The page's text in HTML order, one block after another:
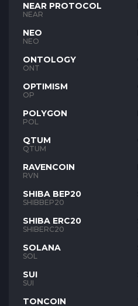
NEAR PROTOCOL
NEAR
NEO
NEO
ONTOLOGY
ONT
OPTIMISM
OP
POLYGON
POL
QTUM
QTUM
RAVENCOIN
RVN
SHIBA BEP20
SHIBBEP20
SHIBA ERC20
SHIBERC20
SOLANA
SOL
SUI
SUI
TONCOIN